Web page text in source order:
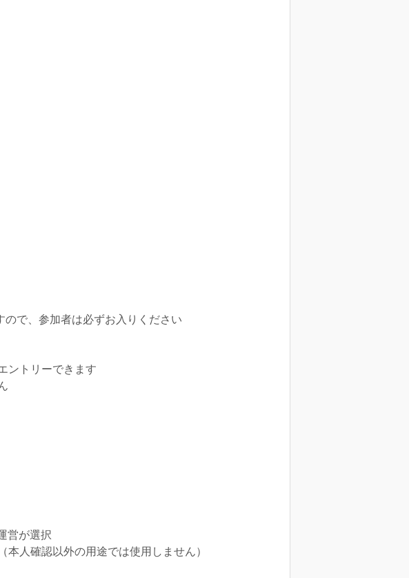
ので、参加者は必ずお入りください
ントリーできます
営が選択
人確認以外の用途では使用しません）